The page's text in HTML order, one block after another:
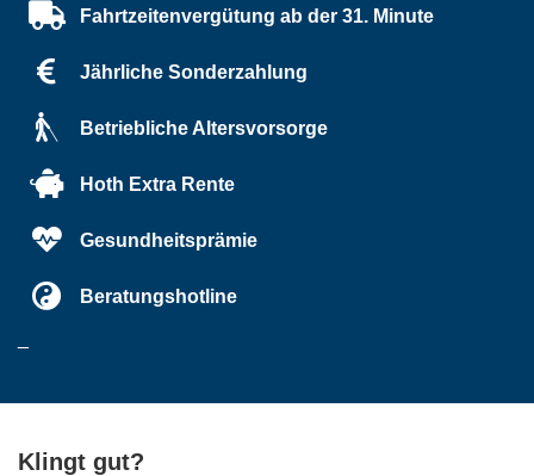
Fahrtzeitenvergütung ab der 31. Minute
Jährliche Sonderzahlung
Betriebliche Altersvorsorge
Hoth Extra Rente
Gesundheitsprämie
Beratungshotline
Klingt gut?